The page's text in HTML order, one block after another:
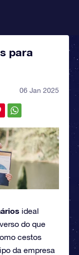
para
06 Jan 2025
ideal
do que
cestos
da empresa